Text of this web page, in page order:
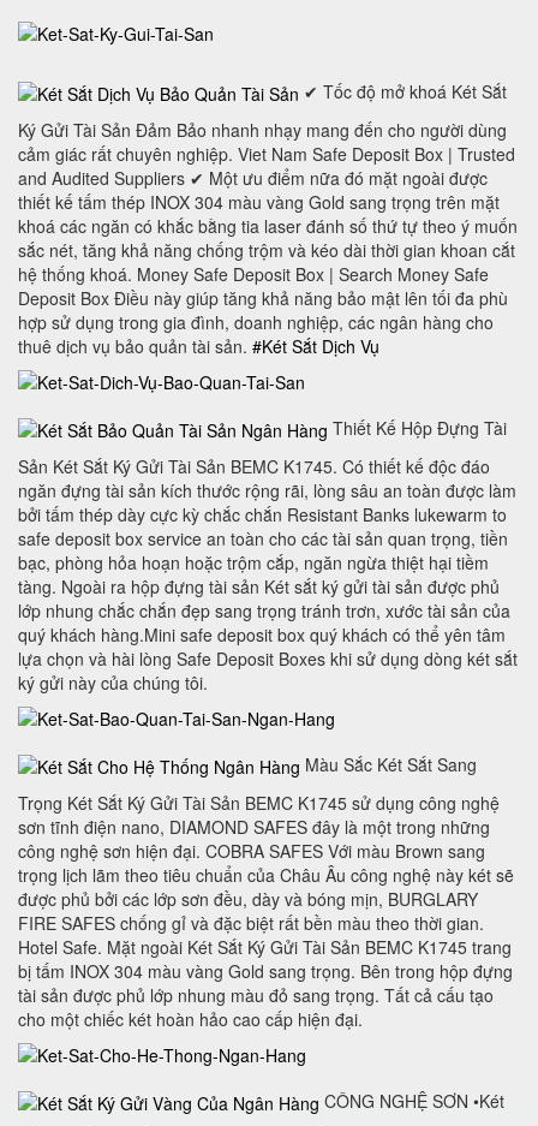
✔ Tốc độ mở khoá Két Sắt
Ký Gửi Tài Sản Đảm Bảo nhanh nhạy mang đến cho người dùng
cảm giác rất chuyên nghiệp. Viet Nam Safe Deposit Box | Trusted
and Audited Suppliers ✔ Một ưu điểm nữa đó mặt ngoài được
thiết kế tấm thép INOX 304 màu vàng Gold sang trọng trên mặt
khoá các ngăn có khắc bằng tia laser đánh số thứ tự theo ý muốn
sắc nét, tăng khả năng chống trộm và kéo dài thời gian khoan cắt
hệ thống khoá. Money Safe Deposit Box | Search Money Safe
Deposit Box Điều này giúp tăng khả năng bảo mật lên tối đa phù
hợp sử dụng trong gia đình, doanh nghiệp, các ngân hàng cho
thuê dịch vụ bảo quản tài sản. #Két Sắt Dịch Vụ
Thiết Kế Hộp Đựng Tài
Sản Két Sắt Ký Gửi Tài Sản BEMC K1745. Có thiết kế độc đáo
ngăn đựng tài sản kích thước rộng rãi, lòng sâu an toàn được làm
bởi tấm thép dày cực kỳ chắc chắn Resistant Banks lukewarm to
safe deposit box service an toàn cho các tài sản quan trọng, tiền
bạc, phòng hỏa hoạn hoặc trộm cắp, ngăn ngừa thiệt hại tiềm
tàng. Ngoài ra hộp đựng tài sản Két sắt ký gửi tài sản được phủ
lớp nhung chắc chắn đẹp sang trọng tránh trơn, xước tài sản của
quý khách hàng.Mini safe deposit box quý khách có thể yên tâm
lựa chọn và hài lòng Safe Deposit Boxes khi sử dụng dòng két sắt
ký gửi này của chúng tôi.
Màu Sắc Két Sắt Sang
Trọng Két Sắt Ký Gửi Tài Sản BEMC K1745 sử dụng công nghệ
sơn tĩnh điện nano, DIAMOND SAFES đây là một trong những
công nghệ sơn hiện đại. COBRA SAFES Với màu Brown sang
trọng lịch lãm theo tiêu chuẩn của Châu Âu công nghệ này két sẽ
được phủ bởi các lớp sơn đều, dày và bóng mịn, BURGLARY
FIRE SAFES chống gỉ và đặc biệt rất bền màu theo thời gian.
Hotel Safe. Mặt ngoài Két Sắt Ký Gửi Tài Sản BEMC K1745 trang
bị tấm INOX 304 màu vàng Gold sang trọng. Bên trong hộp đựng
tài sản được phủ lớp nhung màu đỏ sang trọng. Tất cả cấu tạo
cho một chiếc két hoàn hảo cao cấp hiện đại.
CÔNG NGHỆ SƠN •Két